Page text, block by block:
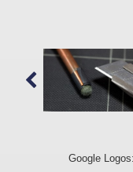
Google